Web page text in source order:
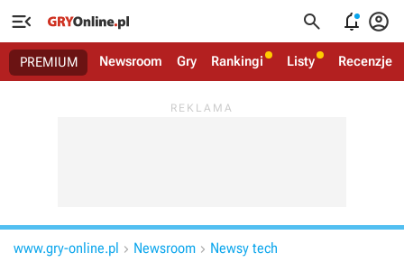
   
PREMIUM Newsroom Gry Rankingi Listy Recenzje
www.gry-online.pl  Newsroom  Newsy tech